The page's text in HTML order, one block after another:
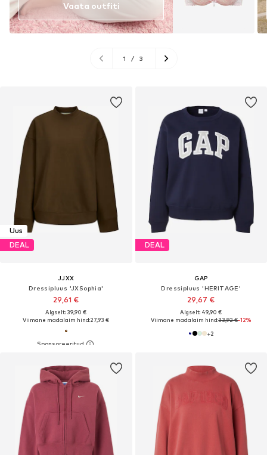
Uus
DEAL
JJXX
Dressipluus 'JXSophia'
29,61 €
Algselt: 39,90 €
Viimane madalaim hind:27,93 €
DEAL
GAP
Dressipluus 'HERITAGE'
29,67 €
Algselt: 49,90 €
Viimane madalaim hind:33,92 €-12%
+2
Vaata outfiti
1 / 3